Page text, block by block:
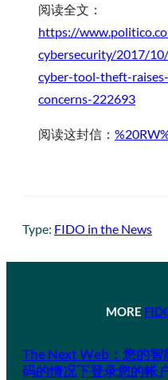
阅读全文：
https://
cybersecurity/2017/
cyber-tool-theft-
concerns-222693
阅读这封信：
Type: FIDO in the News
MORE
The Next Web：您的
码的情况下登录您的帐